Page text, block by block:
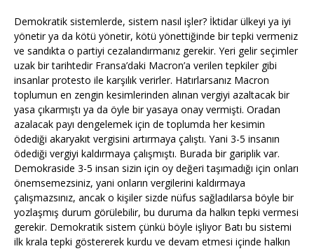
Demokratik sistemlerde, sistem nasıl işler? İktidar ülkeyi ya iyi
yönetir ya da kötü yönetir, kötü yönettiğinde bir tepki vermeniz
ve sandıkta o partiyi cezalandırmanız gerekir. Yeri gelir seçimler
uzak bir tarihtedir Fransa’daki Macron’a verilen tepkiler gibi
insanlar protesto ile karşılık verirler. Hatırlarsanız Macron
toplumun en zengin kesimlerinden alınan vergiyi azaltacak bir
yasa çıkarmıştı ya da öyle bir yasaya onay vermişti. Oradan
azalacak payı dengelemek için de toplumda her kesimin
ödediği akaryakıt vergisini artırmaya çalıştı. Yani 3-5 insanın
ödediği vergiyi kaldırmaya çalışmıştı. Burada bir gariplik var.
Demokraside 3-5 insan sizin için oy değeri taşımadığı için onları
önemsemezsiniz, yani onların vergilerini kaldırmaya
çalışmazsınız, ancak o kişiler sizde nüfus sağladılarsa böyle bir
yozlaşmış durum görülebilir, bu duruma da halkın tepki vermesi
gerekir. Demokratik sistem çünkü böyle işliyor Batı bu sistemi
ilk krala tepki göstererek kurdu ve devam etmesi içinde halkın